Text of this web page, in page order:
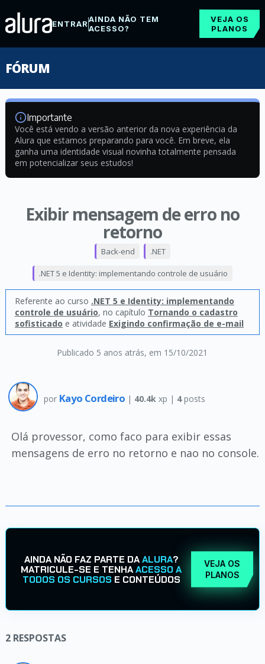
ENTRARAINDA NÃO TEM
ACESSO?
VEJA OS
PLANOS
FÓRUM
Importante
Você está vendo a versão anterior da nova experiência da
Alura que estamos preparando para você. Em breve, ela
ganha uma identidade visual novinha totalmente pensada
em potencializar seus estudos!
Exibir mensagem de erro no
retorno
Publicado 5 anos atrás, em 15/10/2021
Back-end .NET
.NET 5 e Identity: implementando controle de usuário
Referente ao curso .NET 5 e Identity: implementando
controle de usuário, no capítulo Tornando o cadastro
sofisticado e atividade Exigindo confirmação de e-mail
por Kayo Cordeiro | 40.4k xp | 4posts
Olá provessor, como faco para exibir essas
mensagens de erro no retorno e nao no console.
AINDA NÃO FAZ PARTE DAALURA?
MATRICULE-SE E TENHAACESSO A
TODOS OS CURSOS E CONTEÚDOS
VEJA OS
PLANOS
2 RESPOSTAS